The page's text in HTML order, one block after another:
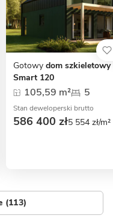
Gotowy dom szkieletowy
Smart 120
105,59 m² 5
Stan deweloperski brutto
586 400 zł5 554 zł/m²
(113)